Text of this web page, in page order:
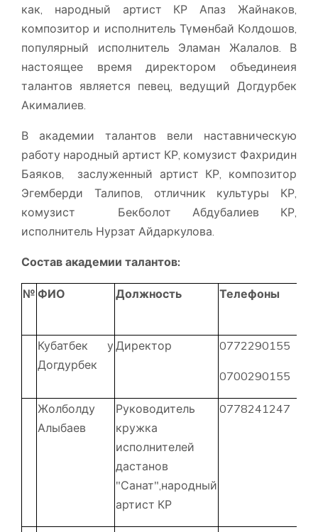
как, народный артист КР Апаз Жайнаков,
композитор и исполнитель Түмөнбай Колдошов,
популярный исполнитель Эламан Жалалов. В
настоящее время директором объединеия
талантов является певец, ведущий Догдурбек
Акималиев.
В академии талантов вели наставническую
работу народный артист КР, комузист Фахридин
Баяков, заслуженный артист КР, композитор
Эгемберди Талипов, отличник культуры КР,
комузист Бекболот Абдубалиев КР,
исполнитель Нурзат Айдаркулова.
Состав академии талантов:
№ ФИО Должность Телефоны
Кубатбек у
Догдурбек
Директор 0772290155
0700290155
Жолболду
Алыбаев
Руководитель
кружка
исполнителей
дастанов
"Санат",народный
артист КР
0778241247